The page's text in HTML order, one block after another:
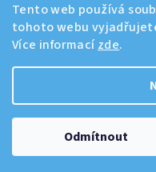
Tento web používá
tohoto webu
Více informací zde.
Odmítnout
Sledovat na